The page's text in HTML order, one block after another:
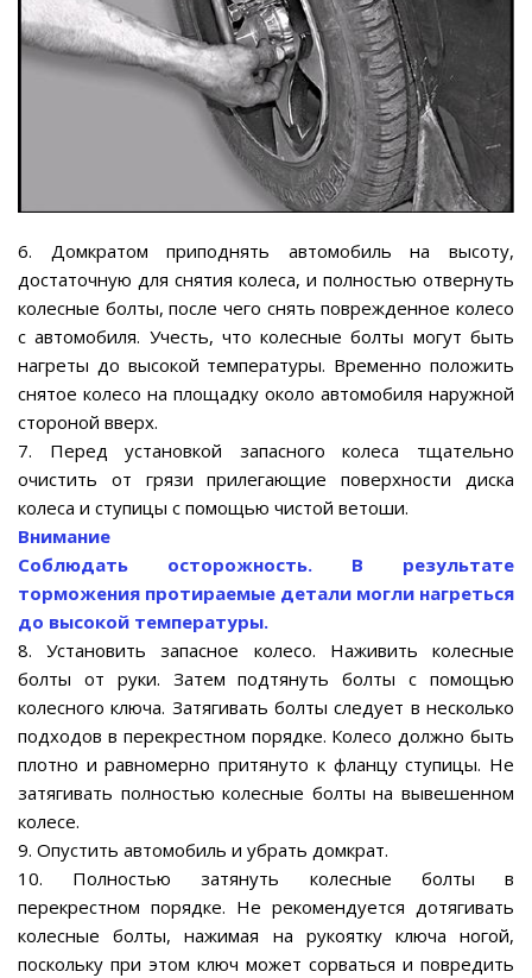
6. Домкратом приподнять автомобиль на высоту,
достаточную для снятия колеса, и полностью отвернуть
колесные болты, после чего снять поврежденное колесо
с автомобиля. Учесть, что колесные болты могут быть
нагреты до высокой температуры. Временно положить
снятое колесо на площадку около автомобиля наружной
стороной вверх.
7. Перед установкой запасного колеса тщательно
очистить от грязи прилегающие поверхности диска
колеса и ступицы с помощью чистой ветоши.
Внимание
Соблюдать осторожность. В результате
торможения протираемые детали могли нагреться
до высокой температуры.
8. Установить запасное колесо. Наживить колесные
болты от руки. Затем подтянуть болты с помощью
колесного ключа. Затягивать болты следует в несколько
подходов в перекрестном порядке. Колесо должно быть
плотно и равномерно притянуто к фланцу ступицы. Не
затягивать полностью колесные болты на вывешенном
колесе.
9. Опустить автомобиль и убрать домкрат.
10. Полностью затянуть колесные болты в
перекрестном порядке. Не рекомендуется дотягивать
колесные болты, нажимая на рукоятку ключа ногой,
поскольку при этом ключ может сорваться и повредить